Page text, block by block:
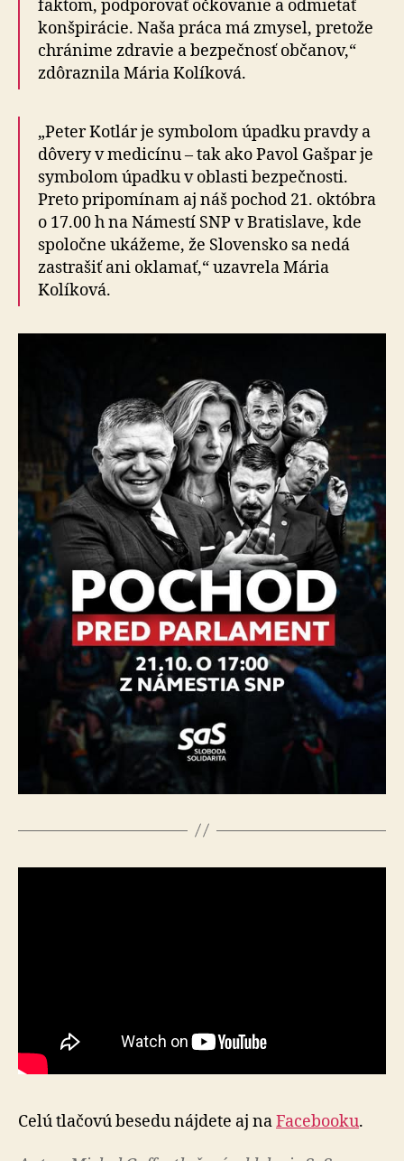
faktom, podporovať očkovanie a odmietať
konšpirácie. Naša práca má zmysel, pretože
chránime zdravie a bezpečnosť občanov,“
zdôraznila Mária Kolíková.
„Peter Kotlár je symbolom úpadku pravdy a
dôvery v medicínu – tak ako Pavol Gašpar je
symbolom úpadku v oblasti bezpečnosti.
Preto pripomínam aj náš pochod 21. októbra
o 17.00 h na Námestí SNP v Bratislave, kde
spoločne ukážeme, že Slovensko sa nedá
zastrašiť ani oklamať,“ uzavrela Mária
Kolíková.
Celú tlačovú besedu nájdete aj naFacebooku.